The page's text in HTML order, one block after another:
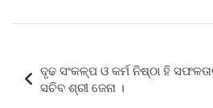
ce
o
tt at
s
A
ar
navigation
ଦୃଢ ସଂକଳ୍ପ ଓ କର୍ମ ନିଷ୍ଠା ହି
ସଚିବ ଶ୍ରୀ ଜେନା ।